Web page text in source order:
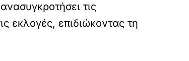
τις
εκλογές, επιδιώκοντας τη